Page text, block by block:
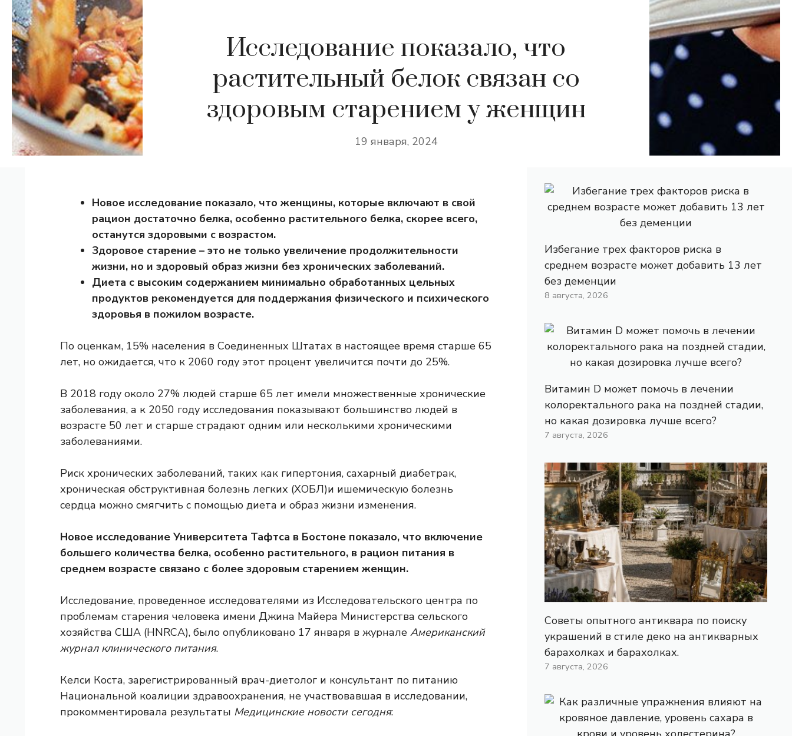
Исследование показало, что
растительный белок связан со
здоровым старением у женщин
19 января, 2024
Новое исследование показало, что женщины, которые включают в свой
рацион достаточно белка, особенно растительного белка, скорее всего,
останутся здоровыми с возрастом.
Здоровое старение – это не только увеличение продолжительности
жизни, но и здоровый образ жизни без хронических заболеваний.
Диета с высоким содержанием минимально обработанных цельных
продуктов рекомендуется для поддержания физического и психического
здоровья в пожилом возрасте.
По оценкам, 15% населения в Соединенных Штатах в настоящее время старше 65
лет, но ожидается, что к 2060 году этот процент увеличится почти до 25%.
В 2018 году около 27% людей старше 65 лет имели множественные хронические
заболевания, а к 2050 году исследования показывают большинство людей в
возрасте 50 лет и старше страдают одним или несколькими хроническими
заболеваниями.
Риск хронических заболеваний, таких как гипертония, сахарный диабетрак,
хроническая обструктивная болезнь легких (ХОБЛ)и ишемическую болезнь
сердца можно смягчить с помощью диета и образ жизни изменения.
Новое исследование Университета Тафтса в Бостоне показало, что включение
большего количества белка, особенно растительного, в рацион питания в
среднем возрасте связано с более здоровым старением женщин.
Исследование, проведенное исследователями из Исследовательского центра по
проблемам старения человека имени Джина Майера Министерства сельского
хозяйства США (HNRCA), было опубликовано 17 января в журнале Американский
журнал клинического питания.
Келси Коста, зарегистрированный врач-диетолог и консультант по питанию
Национальной коалиции здравоохранения, не участвовавшая в исследовании,
прокомментировала результаты Медицинские новости сегодня:
Избегание трех факторов риска в
среднем возрасте может добавить 13 лет
без деменции
8 августа, 2026
Витамин D может помочь в лечении
колоректального рака на поздней стадии,
но какая дозировка лучше всего?
7 августа, 2026
Советы опытного антиквара по поиску
украшений в стиле деко на антикварных
барахолках и барахолках.
7 августа, 2026